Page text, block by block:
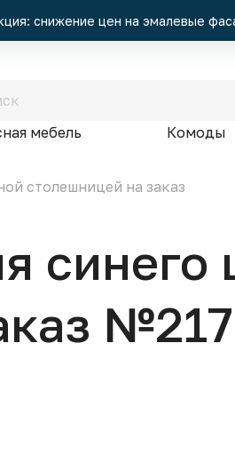
снижение цен на эмалевые
мебель Комоды
столешницей на заказ
синего